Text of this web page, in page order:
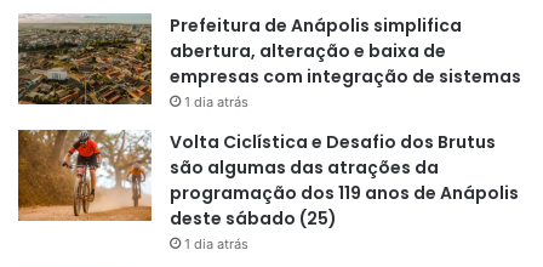
Prefeitura de Anápolis simplifica
abertura, alteração e baixa de
empresas com integração de sistemas
1 dia atrás
Volta Ciclística e Desafio dos Brutus
são algumas das atrações da
programação dos 119 anos de Anápolis
deste sábado (25)
1 dia atrás